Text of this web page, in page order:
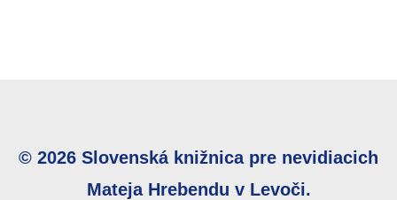
© 2026 Slovenská knižnica pre nevidiacich
Mateja Hrebendu v Levoči.